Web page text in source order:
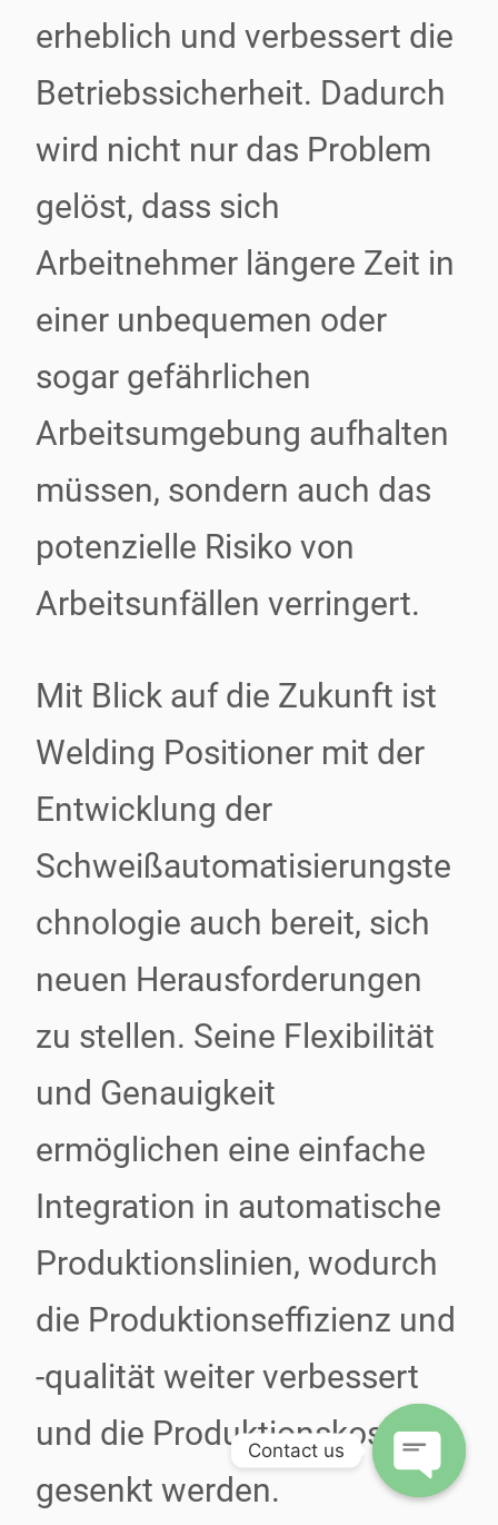
erheblich und verbessert die
Betriebssicherheit. Dadurch
wird nicht nur das Problem
gelöst, dass sich
Arbeitnehmer längere Zeit in
einer unbequemen oder
sogar gefährlichen
Arbeitsumgebung aufhalten
müssen, sondern auch das
potenzielle Risiko von
Arbeitsunfällen verringert.
Mit Blick auf die Zukunft ist
Welding Positioner mit der
Entwicklung der
Schweißautomatisierungste
chnologie auch bereit, sich
neuen Herausforderungen
zu stellen. Seine Flexibilität
und Genauigkeit
ermöglichen eine einfache
Integration in automatische
Produktionslinien, wodurch
die Produktionseffizienz und
-qualität weiter verbessert
und die Produktionskosten
gesenkt werden.
Contact us